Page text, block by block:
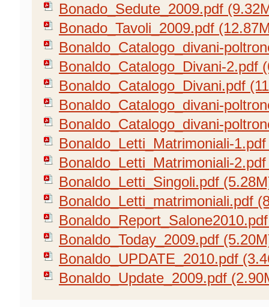
Bonado_Sedute_2009.pdf
Bonado_Tavoli_2009.pdf
Bonaldo_Catalogo_divani-
Bonaldo_Catalogo_Divani-2.pdf
Bonaldo_Catalogo_Divani.pdf
Bonaldo_Catalogo_divani-
Bonaldo_Catalogo_divani-
Bonaldo_Letti_Matrimoniali-
Bonaldo_Letti_Matrimoniali-
Bonaldo_Letti_Singoli.pdf
Bonaldo_Letti_matrimoniali.pdf
Bonaldo_Today_2009.pdf
Bonaldo_UPDATE_2010.pdf
Bonaldo_Update_2009.pdf